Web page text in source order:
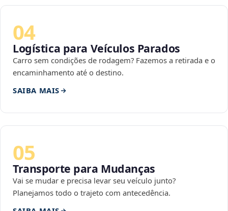
04
Logística para Veículos Parados
Carro sem condições de rodagem? Fazemos a retirada e o
encaminhamento até o destino.
SAIBA MAIS
05
Transporte para Mudanças
Vai se mudar e precisa levar seu veículo junto?
Planejamos todo o trajeto com antecedência.